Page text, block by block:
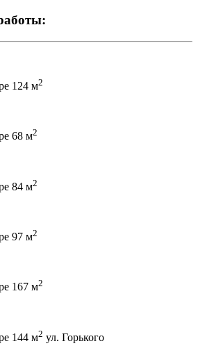
124 м2
68 м2
84 м2
97 м2
167 м2
144 м2 ул. Горького